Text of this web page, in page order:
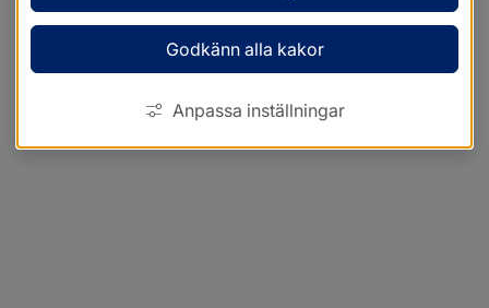
Godkänn alla kakor
Anpassa inställningar